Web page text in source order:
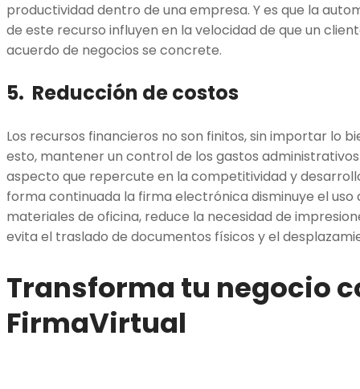
productividad dentro de una empresa. Y es que la
de este recurso influyen en la velocidad de que un
acuerdo de negocios se concrete.
5. Reducción de costos
Los recursos financieros no son finitos, sin importar lo
esto, mantener un control de los gastos
aspecto que repercute en la competitividad y
forma continuada la firma electrónica disminuye el
materiales de oficina, reduce la necesidad de
evita el traslado de documentos físicos y el
Transforma tu negocio
FirmaVirtual